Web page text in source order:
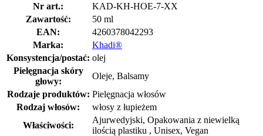
Nr art.:
KAD-KH-HOE-7-XX
Zawartość:
50 ml
EAN:
4260378042293
Marka:
Khadi®
Konsystencja/postać: olej
Pielęgnacja skóry
głowy:
Oleje, Balsamy
Rodzaje produktów: Pielęgnacja włosów
Rodzaj włosów:
włosy z łupieżem
Właściwości:
Ajurwedyjski, Opakowania z niewielką
ilością plastiku , Unisex, Vegan